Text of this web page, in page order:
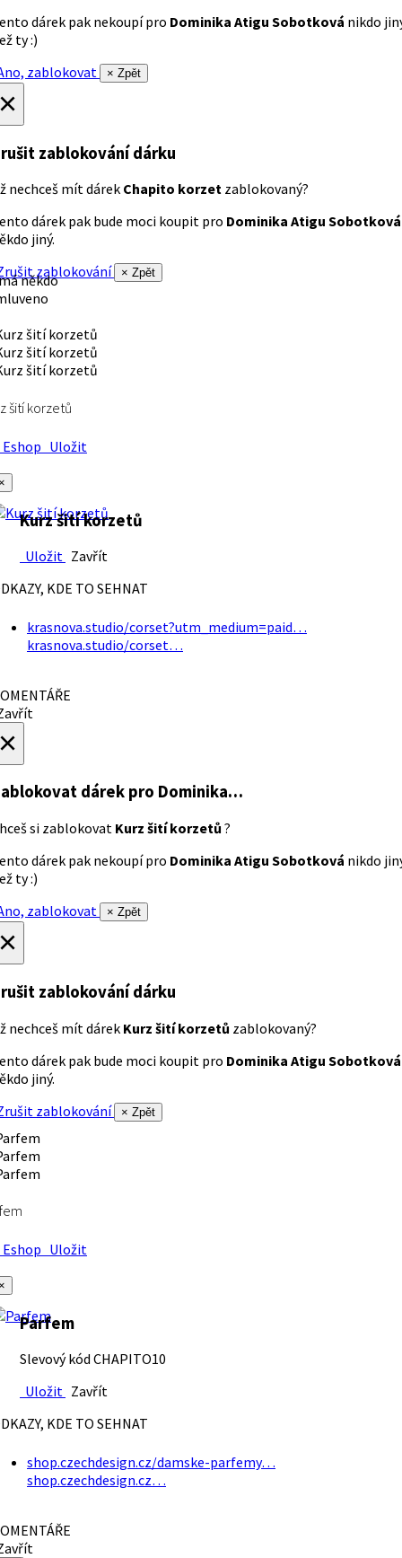
dárek pak nekoupí pro Dominika Atigu Sobotková nikdo
ty :)
zablokovat
× Zpět
zablokování dárku
nechceš mít dárek Chapito korzet zablokovaný?
dárek pak bude moci koupit pro Dominika Atigu Sobotková
jiný.
zablokování
× Zpět
někdo
šití korzetů
Uložit
Kurz šití korzetů
Uložit Zavřít
KDE TO SEHNAT
krasnova.studio/corset?utm_medium=paid…
krasnova.studio/corset…
dárek pro Dominika…
si zablokovat Kurz šití korzetů ?
dárek pak nekoupí pro Dominika Atigu Sobotková nikdo
ty :)
zablokovat
× Zpět
zablokování dárku
nechceš mít dárek Kurz šití korzetů zablokovaný?
dárek pak bude moci koupit pro Dominika Atigu Sobotková
jiný.
zablokování
× Zpět
Uložit
Parfem
Slevový kód CHAPITO10
Uložit Zavřít
KDE TO SEHNAT
shop.czechdesign.cz/damske-parfemy…
shop.czechdesign.cz…